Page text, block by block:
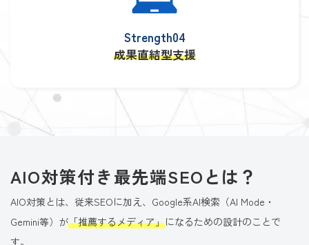
Strength04
成果直結型支援
AIO対策付き最先端SEOとは？
AIO対策とは、従来SEOに加え、Google系AI検索（AI Mode・
Gemini等）が「推薦するメディア」になるための設計のことで
す。